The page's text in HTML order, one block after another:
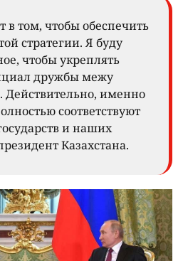
в том, чтобы обеспечить
стратегии. Я буду
чтобы укреплять
дружбы межу
именно
соответствуют
и наших
Казахстана.